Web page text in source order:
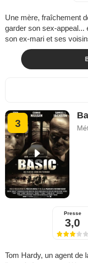
Une mère, fraîchement
garder son sex-appeal...
son ex-mari et ses
3
Presse
3,0
Tom Hardy, un agent de